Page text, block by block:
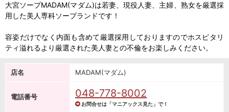
大宮ソープMADAM(マダム)は若妻、現役人妻、主婦、熟女を厳選採
用した美人専科ソープランドです！
容姿だけでなく内面も含めて厳選採用しておりますのでホスピタリ
ティ溢れるより厳選された美人妻との不倫をお楽しみください。
店名 MADAM(マダム)
電話番号 048-778-8002
お問合せは「マニアックス見た」で！